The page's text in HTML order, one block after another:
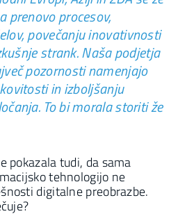
prenovo procesov,
povečanju inovativnosti
strank. Naša podjetja
pozornosti namenjajo
in izboljšanju
To bi morala storiti že
pokazala tudi, da sama
tehnologijo ne
digitalne preobrazbe.